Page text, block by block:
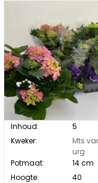
Inhoud:
5
Kweker:
Mts
urg
Potmaat:
14 cm
Hoogte:
40